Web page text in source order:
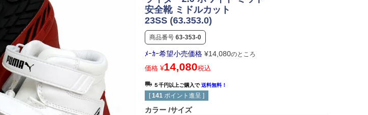
安全靴 ミドルカット
23SS (63.353.0)
商品番号 63-353-0
ﾒｰｶｰ希望小売価格 ¥14,080のところ
価格 ¥14,080税込
５千円以上ご購入で送料無料！
[ 141 ポイント進呈 ]
カラー サイズ